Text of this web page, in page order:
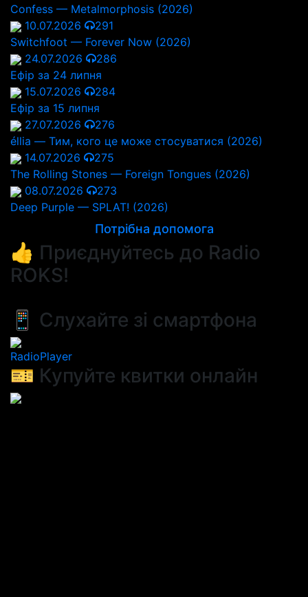
Confess — Metalmorphosis (2026)
10.07.2026
291
Switchfoot — Forever Now (2026)
24.07.2026
286
Ефір за 24 липня
15.07.2026
284
Ефір за 15 липня
27.07.2026
276
éllia — Тим, кого це може стосуватися (2026)
14.07.2026
275
The Rolling Stones — Foreign Tongues (2026)
08.07.2026
273
Deep Purple — SPLAT! (2026)
Потрібна допомога
👍 Приєднуйтесь до Radio
ROKS!
📱 Слухайте зі смартфона
RadioPlayer
🎫 Купуйте квитки онлайн